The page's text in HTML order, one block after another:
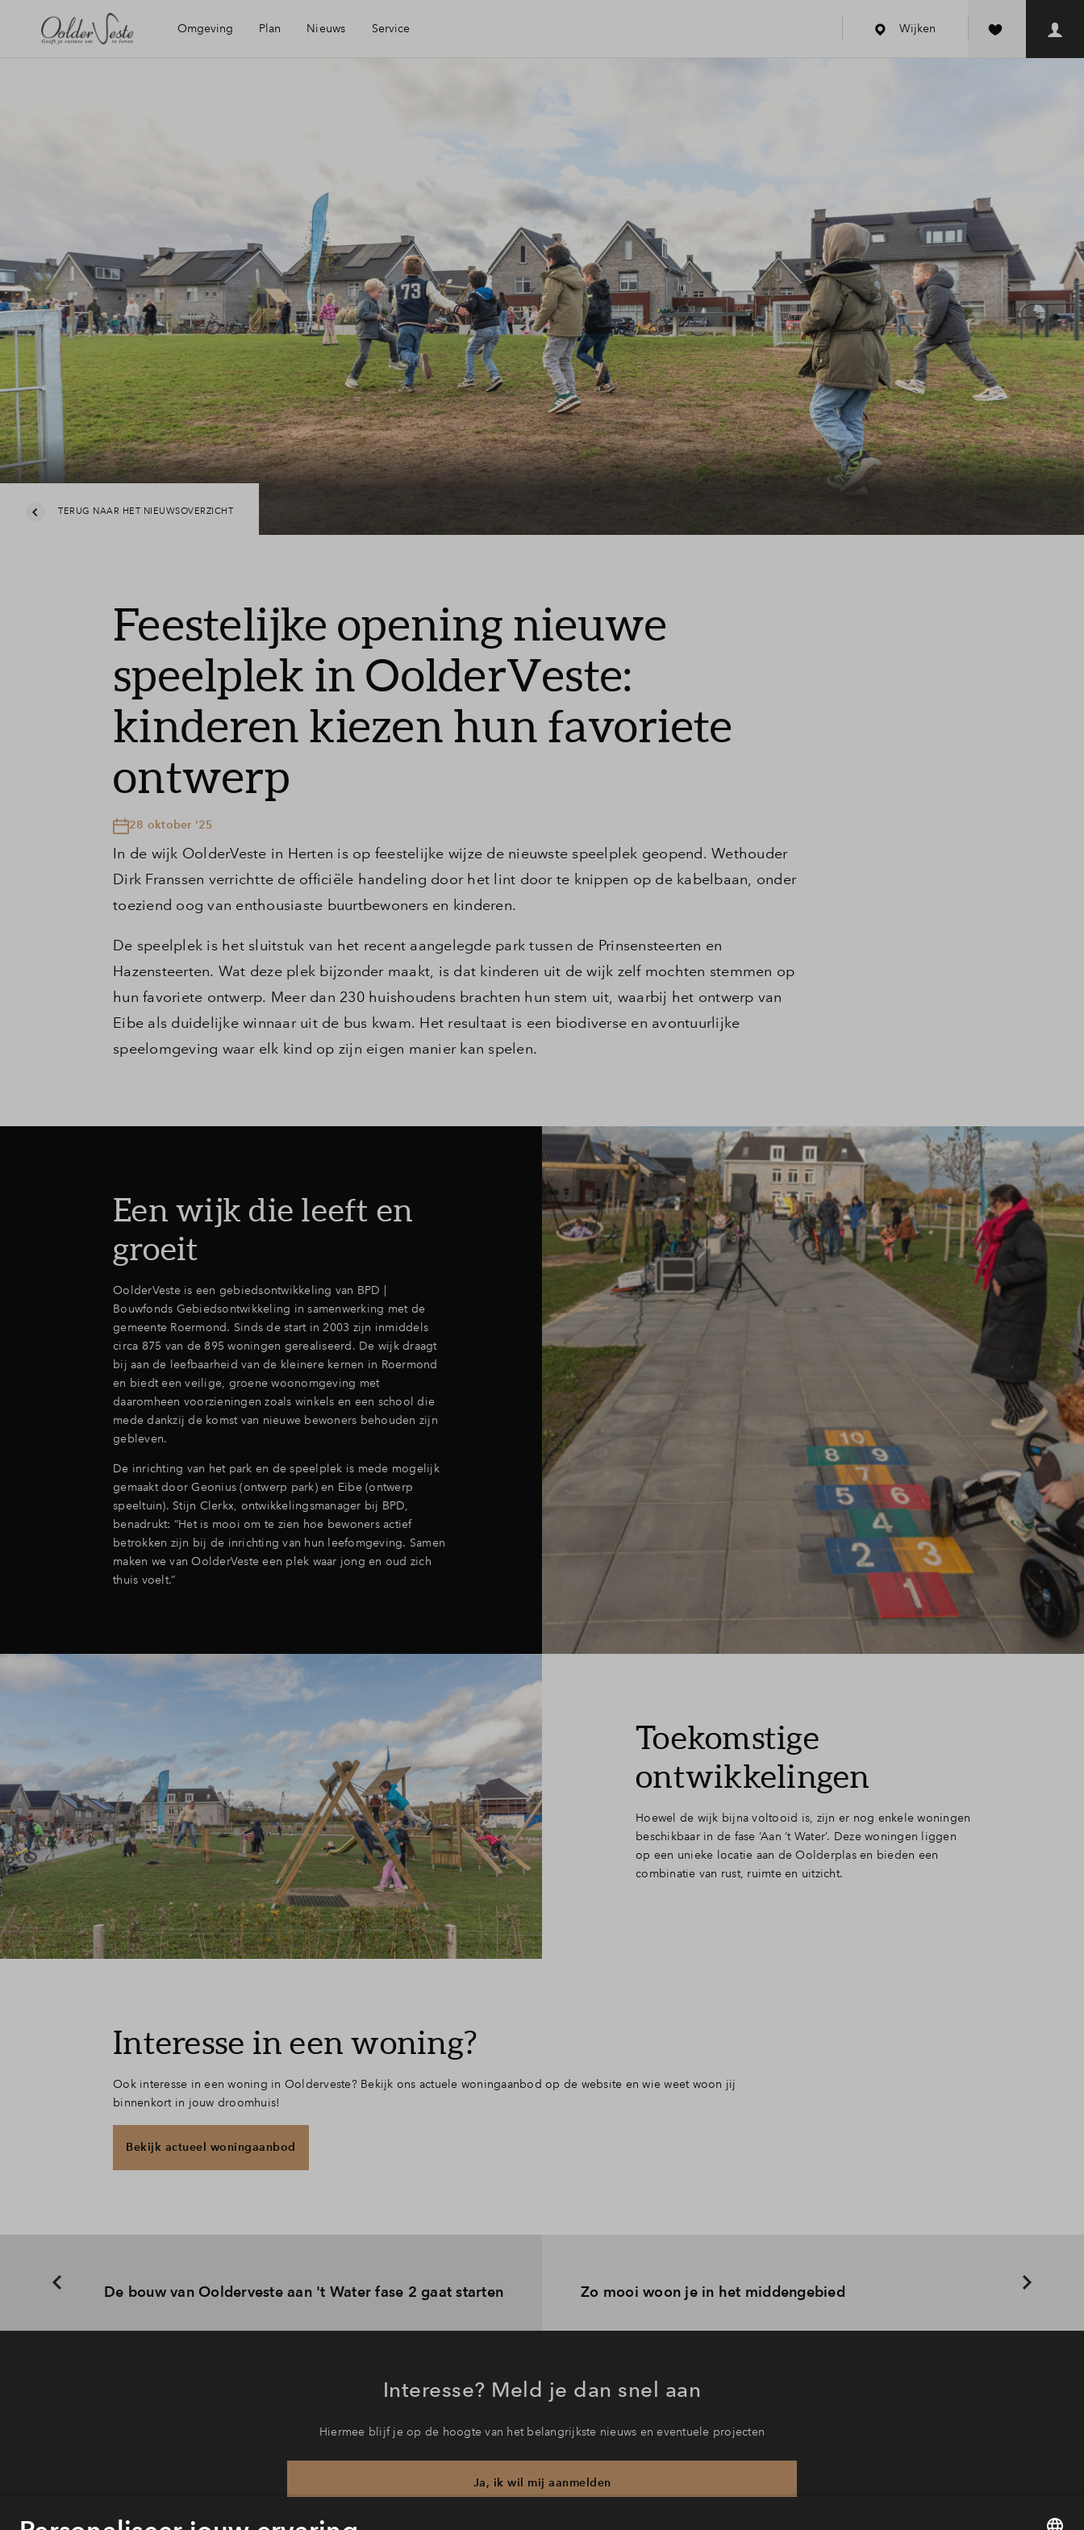
Omgeving
Roermond
Recreatie
Plan Nieuws Service
Financiering
Toewijzing
Woning kopen
Veelgestelde vragen
Contact
Wijken
TERUG NAAR HET NIEUWSOVERZICHT
Feestelijke opening nieuwe
speelplek in OolderVeste:
kinderen kiezen hun favoriete
ontwerp
28 oktober '25
In de wijk OolderVeste in Herten is op feestelijke wijze de nieuwste speelplek geopend. Wethouder
Dirk Franssen verrichtte de officiële handeling door het lint door te knippen op de kabelbaan, onder
toeziend oog van enthousiaste buurtbewoners en kinderen.
De speelplek is het sluitstuk van het recent aangelegde park tussen de Prinsensteerten en
Hazensteerten. Wat deze plek bijzonder maakt, is dat kinderen uit de wijk zelf mochten stemmen op
hun favoriete ontwerp. Meer dan 230 huishoudens brachten hun stem uit, waarbij het ontwerp van
Eibe als duidelijke winnaar uit de bus kwam. Het resultaat is een biodiverse en avontuurlijke
speelomgeving waar elk kind op zijn eigen manier kan spelen.
Een wijk die leeft en
groeit
OolderVeste is een gebiedsontwikkeling van BPD |
Bouwfonds Gebiedsontwikkeling in samenwerking met de
gemeente Roermond. Sinds de start in 2003 zijn inmiddels
circa 875 van de 895 woningen gerealiseerd. De wijk draagt
bij aan de leefbaarheid van de kleinere kernen in Roermond
en biedt een veilige, groene woonomgeving met
daaromheen voorzieningen zoals winkels en een school die
mede dankzij de komst van nieuwe bewoners behouden zijn
gebleven.
De inrichting van het park en de speelplek is mede mogelijk
gemaakt door Geonius (ontwerp park) en Eibe (ontwerp
speeltuin). Stijn Clerkx, ontwikkelingsmanager bij BPD,
benadrukt: “Het is mooi om te zien hoe bewoners actief
betrokken zijn bij de inrichting van hun leefomgeving. Samen
maken we van OolderVeste een plek waar jong en oud zich
thuis voelt.”
Toekomstige
ontwikkelingen
Hoewel de wijk bijna voltooid is, zijn er nog enkele woningen
beschikbaar in de fase ‘Aan ’t Water’. Deze woningen liggen
op een unieke locatie aan de Oolderplas en bieden een
combinatie van rust, ruimte en uitzicht.
Interesse in een woning?
Ook interesse in een woning in Oolderveste? Bekijk ons actuele woningaanbod op de website en wie weet woon jij
binnenkort in jouw droomhuis!
Bekijk actueel woningaanbod
De bouw van Oolderveste aan 't Water fase 2 gaat starten Zo mooi woon je in het middengebied
Interesse? Meld je dan snel aan
Hiermee blijf je op de hoogte van het belangrijkste nieuws en eventuele projecten
Ja, ik wil mij aanmelden